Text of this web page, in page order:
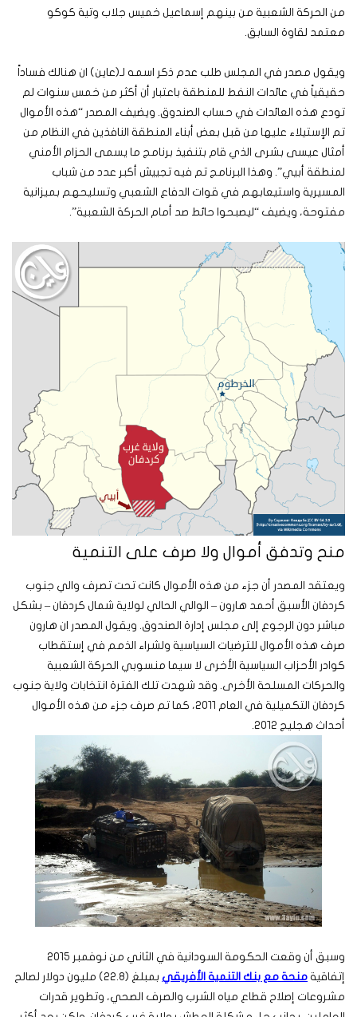
من الحركة الشعبية من بينهم إسماعيل خميس جلاب وتية كوكو
معتمد لقاوة السابق.
ويقول مصدر في المجلس طلب عدم ذكر اسمه لـ(عاين) ان هنالك فساداً
حقيقياً في عائدات النفط للمنطقة باعتبار أن أكثر من خمس سنوات لم
تودع هذه العائدات في حساب الصندوق. ويضيف المصدر “هذه الأموال
تم الإستيلاء عليها من قبل بعض أبناء المنطقة النافذين في النظام من
أمثال عيسى بشرى الذي قام بتنفيذ برنامج ما يسمى الحزام الأمني
لمنطقة أبيي”. وهذا البرنامج تم فيه تجييش أكبر عدد من شباب
المسيرية واستيعابهم في قوات الدفاع الشعبي وتسليحهم بميزانية
مفتوحة، ويضيف “ليصبحوا حائط صد أمام الحركة الشعبية”.
منح وتدفق أموال ولا صرف على التنمية
ويعتقد المصدر أن جزء من هذه الأموال كانت تحت تصرف والي جنوب
كردفان الأسبق أحمد هارون – الوالي الحالي لولاية شمال كردفان – بشكل
مباشر دون الرجوع إلى مجلس إدارة الصندوق. ويقول المصدر ان هارون
صرف هذه الأموال للترضيات السياسية ولشراء الذمم في إستقطاب
كوادر الأحزاب السياسية الأخرى لا سيما منسوبي الحركة الشعبية
والحركات المسلحة الأخرى. وقد شهدت تلك الفترة انتخابات ولاية جنوب
كردفان التكميلية في العام ٢٠١١، كما تم صرف جزء من هذه الأموال
أحداث هجليج ٢٠١٢.
وسبق أن وقعت الحكومة السودانية في الثاني من نوفمبر ٢٠١٥
إتفاقية منحة مع بنك التنمية الأفريقي
بمبلغ (22.8) مليون دولار لصالح
مشروعات إصلاح قطاع مياه الشرب والصرف الصحي، وتطوير قدرات